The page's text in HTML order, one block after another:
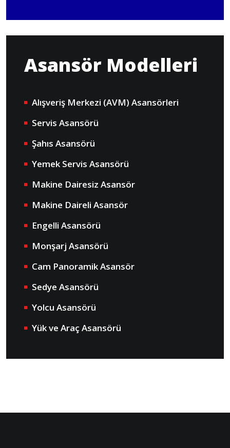
Asansör Modelleri
Alışveriş Merkezi (AVM) Asansörleri
Servis Asansörü
Şahıs Asansörü
Yemek Servis Asansörü
Makine Dairesiz Asansör
Makine Daireli Asansör
Engelli Asansörü
Monşarj Asansörü
Cam Panoramik Asansör
Sedye Asansörü
Yolcu Asansörü
Yük ve Araç Asansörü